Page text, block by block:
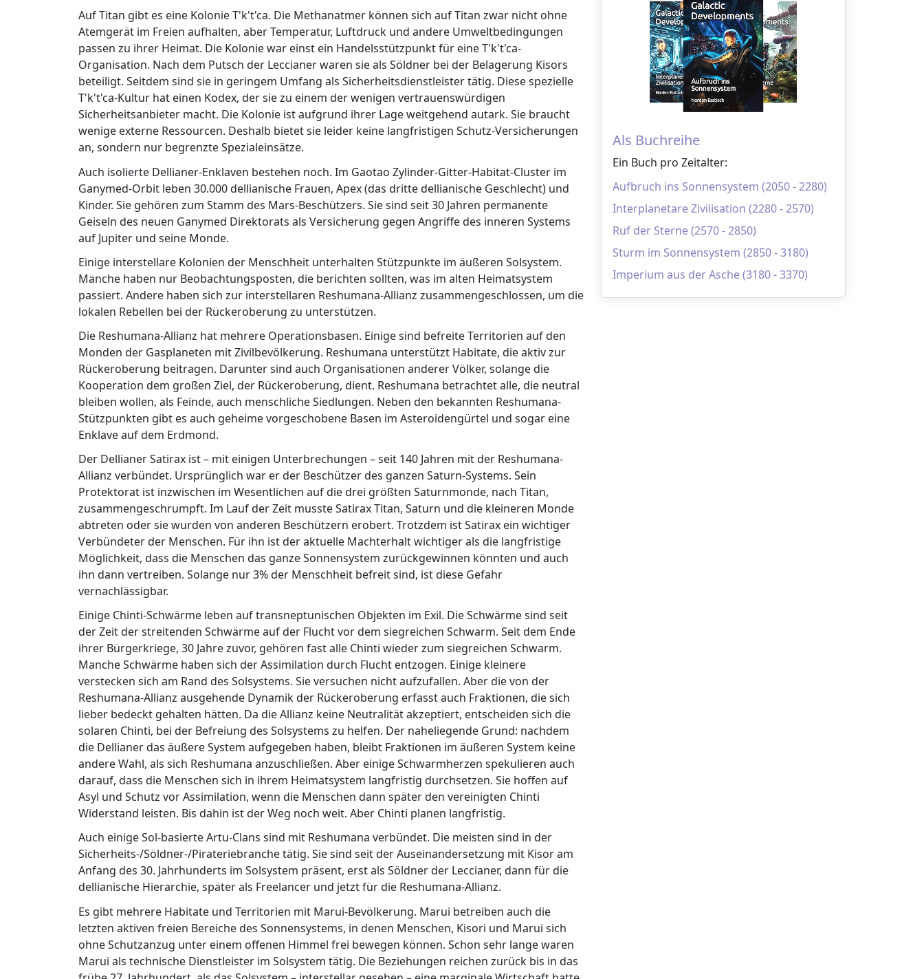
Auf Titan gibt es eine Kolonie T'k't'ca. Die Methanatmer können sich auf Titan zwar nicht ohne
Atemgerät im Freien aufhalten, aber Temperatur, Luftdruck und andere Umweltbedingungen
passen zu ihrer Heimat. Die Kolonie war einst ein Handelsstützpunkt für eine T'k't'ca-
Organisation. Nach dem Putsch der Leccianer waren sie als Söldner bei der Belagerung Kisors
beteiligt. Seitdem sind sie in geringem Umfang als Sicherheitsdienstleister tätig. Diese spezielle
T'k't'ca-Kultur hat einen Kodex, der sie zu einem der wenigen vertrauenswürdigen
Sicherheitsanbieter macht. Die Kolonie ist aufgrund ihrer Lage weitgehend autark. Sie braucht
wenige externe Ressourcen. Deshalb bietet sie leider keine langfristigen Schutz-Versicherungen
an, sondern nur begrenzte Spezialeinsätze.
Auch isolierte Dellianer-Enklaven bestehen noch. Im Gaotao Zylinder-Gitter-Habitat-Cluster im
Ganymed-Orbit leben 30.000 dellianische Frauen, Apex (das dritte dellianische Geschlecht) und
Kinder. Sie gehören zum Stamm des Mars-Beschützers. Sie sind seit 30 Jahren permanente
Geiseln des neuen Ganymed Direktorats als Versicherung gegen Angriffe des inneren Systems
auf Jupiter und seine Monde.
Einige interstellare Kolonien der Menschheit unterhalten Stützpunkte im äußeren Solsystem.
Manche haben nur Beobachtungsposten, die berichten sollten, was im alten Heimatsystem
passiert. Andere haben sich zur interstellaren Reshumana-Allianz zusammengeschlossen, um die
lokalen Rebellen bei der Rückeroberung zu unterstützen.
Die Reshumana-Allianz hat mehrere Operationsbasen. Einige sind befreite Territorien auf den
Monden der Gasplaneten mit Zivilbevölkerung. Reshumana unterstützt Habitate, die aktiv zur
Rückeroberung beitragen. Darunter sind auch Organisationen anderer Völker, solange die
Kooperation dem großen Ziel, der Rückeroberung, dient. Reshumana betrachtet alle, die neutral
bleiben wollen, als Feinde, auch menschliche Siedlungen. Neben den bekannten Reshumana-
Stützpunkten gibt es auch geheime vorgeschobene Basen im Asteroidengürtel und sogar eine
Enklave auf dem Erdmond.
Der Dellianer Satirax ist – mit einigen Unterbrechungen – seit 140 Jahren mit der Reshumana-
Allianz verbündet. Ursprünglich war er der Beschützer des ganzen Saturn-Systems. Sein
Protektorat ist inzwischen im Wesentlichen auf die drei größten Saturnmonde, nach Titan,
zusammengeschrumpft. Im Lauf der Zeit musste Satirax Titan, Saturn und die kleineren Monde
abtreten oder sie wurden von anderen Beschützern erobert. Trotzdem ist Satirax ein wichtiger
Verbündeter der Menschen. Für ihn ist der aktuelle Machterhalt wichtiger als die langfristige
Möglichkeit, dass die Menschen das ganze Sonnensystem zurückgewinnen könnten und auch
ihn dann vertreiben. Solange nur 3% der Menschheit befreit sind, ist diese Gefahr
vernachlässigbar.
Einige Chinti-Schwärme leben auf transneptunischen Objekten im Exil. Die Schwärme sind seit
der Zeit der streitenden Schwärme auf der Flucht vor dem siegreichen Schwarm. Seit dem Ende
ihrer Bürgerkriege, 30 Jahre zuvor, gehören fast alle Chinti wieder zum siegreichen Schwarm.
Manche Schwärme haben sich der Assimilation durch Flucht entzogen. Einige kleinere
verstecken sich am Rand des Solsystems. Sie versuchen nicht aufzufallen. Aber die von der
Reshumana-Allianz ausgehende Dynamik der Rückeroberung erfasst auch Fraktionen, die sich
lieber bedeckt gehalten hätten. Da die Allianz keine Neutralität akzeptiert, entscheiden sich die
solaren Chinti, bei der Befreiung des Solsystems zu helfen. Der naheliegende Grund: nachdem
die Dellianer das äußere System aufgegeben haben, bleibt Fraktionen im äußeren System keine
andere Wahl, als sich Reshumana anzuschließen. Aber einige Schwarmherzen spekulieren auch
darauf, dass die Menschen sich in ihrem Heimatsystem langfristig durchsetzen. Sie hoffen auf
Asyl und Schutz vor Assimilation, wenn die Menschen dann später den vereinigten Chinti
Widerstand leisten. Bis dahin ist der Weg noch weit. Aber Chinti planen langfristig.
Auch einige Sol-basierte Artu-Clans sind mit Reshumana verbündet. Die meisten sind in der
Sicherheits-/Söldner-/Pirateriebranche tätig. Sie sind seit der Auseinandersetzung mit Kisor am
Anfang des 30. Jahrhunderts im Solsystem präsent, erst als Söldner der Leccianer, dann für die
dellianische Hierarchie, später als Freelancer und jetzt für die Reshumana-Allianz.
Es gibt mehrere Habitate und Territorien mit Marui-Bevölkerung. Marui betreiben auch die
letzten aktiven freien Bereiche des Sonnensystems, in denen Menschen, Kisori und Marui sich
ohne Schutzanzug unter einem offenen Himmel frei bewegen können. Schon sehr lange waren
Marui als technische Dienstleister im Solsystem tätig. Die Beziehungen reichen zurück bis in das
Als Buchreihe
Ein Buch pro Zeitalter:
Aufbruch ins Sonnensystem (2050 - 2280)
Interplanetare Zivilisation (2280 - 2570)
Ruf der Sterne (2570 - 2850)
Sturm im Sonnensystem (2850 - 3180)
Imperium aus der Asche (3180 - 3370)